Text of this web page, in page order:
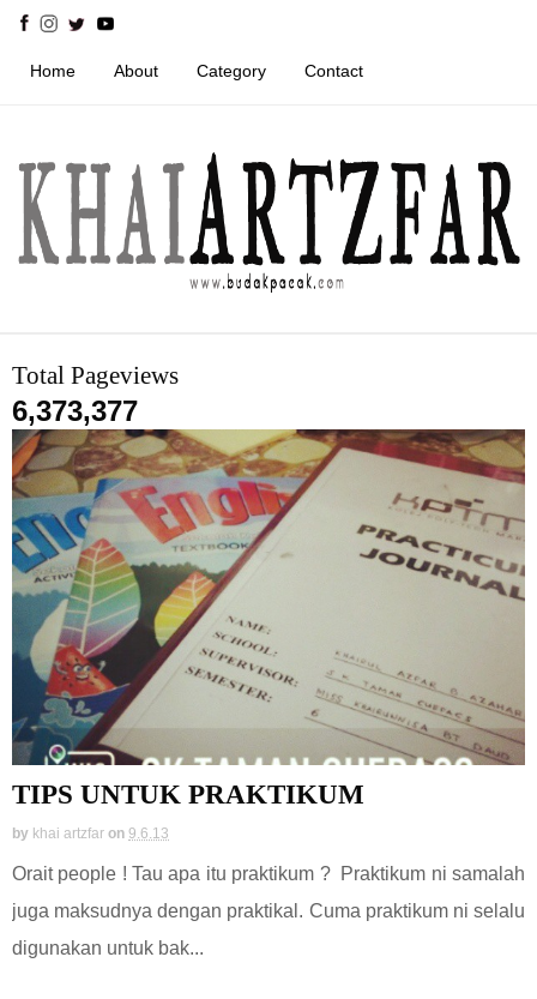
Home About Category Contact
Total Pageviews
6,373,377
TIPS UNTUK PRAKTIKUM
by khai artzfar on 9.6.13
Orait people ! Tau apa itu praktikum ? Praktikum ni samalah
juga maksudnya dengan praktikal. Cuma praktikum ni selalu
digunakan untuk bak...